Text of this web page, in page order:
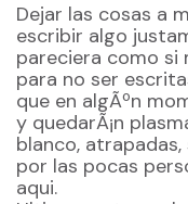
Dejar las cosas a
escribir algo
pareciera como si
para no ser
que en algÃºn
y quedarÃ¡n
blanco,
por las pocas
aqui.